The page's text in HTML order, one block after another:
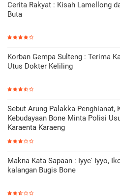
Cerita Rakyat : Kisah Lamellong
Buta
Korban Gempa Sulteng : Terima
Utus Dokter Keliling
Sebut Arung Palakka Penghianat,
Kebudayaan Bone Minta Polisi
Karaenta Karaeng
Makna Kata Sapaan : Iyye' Iyyo,
kalangan Bugis Bone